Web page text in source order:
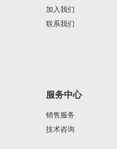
加入我们
联系我们
服务中心
销售服务
技术咨询